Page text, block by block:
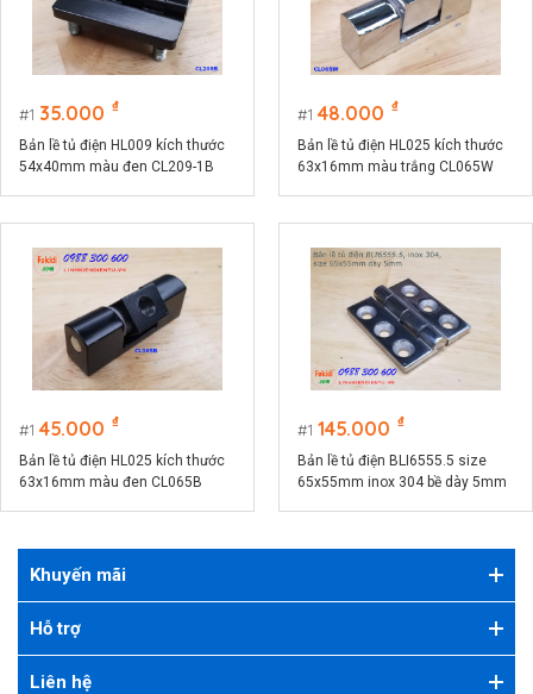
1 35.000 ₫
Bản lề tủ điện HL009 kích thước
54x40mm màu đen CL209-1B
1 48.000 ₫
Bản lề tủ điện HL025 kích thước
63x16mm màu trắng CL065W
1 45.000 ₫
Bản lề tủ điện HL025 kích thước
63x16mm màu đen CL065B
1 145.000 ₫
Bản lề tủ điện BLI6555.5 size
65x55mm inox 304 bề dày 5mm
Khuyến mãi
Hỗ trợ
Liên hệ